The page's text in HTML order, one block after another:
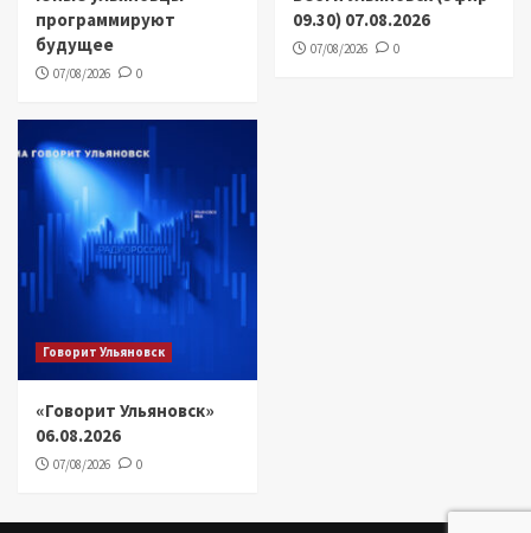
программируют
будущее
07/08/2026 0
09.30) 07.08.2026
07/08/2026 0
Говорит Ульяновск
«Говорит Ульяновск»
06.08.2026
07/08/2026 0